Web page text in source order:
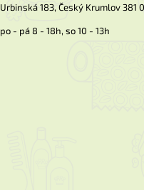
Urbinská 183, Český Krumlov 381
po - pá 8 - 18h, so 10 - 13h